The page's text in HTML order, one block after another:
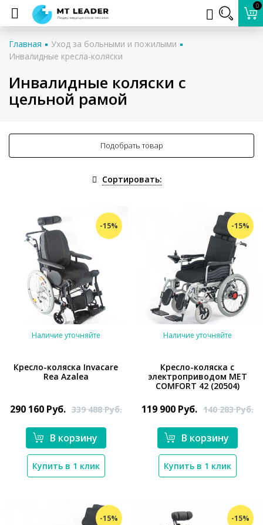
0
Главная
Уход за больными и пожилыми
Инвалидные кресла-коляски
Инвалидные коляски с
цельной рамой
Подобрать товар
Сортировать:
-15%
Наличие уточняйте
Кресло-коляска Invacare
Rea Azalea
290 160 Руб. 339 488Руб.
В корзину
Купить в 1 клик
-15%
*}
Наличие уточняйте
Кресло-коляска с
электроприводом MET
COMFORT 42 (20504)
119 900 Руб. 140 283Руб.
В корзину
Купить в 1 клик
-15% -15%